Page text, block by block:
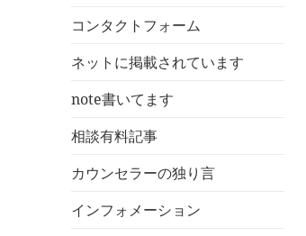
コンタクトフォーム
ネットに掲載されています
note書いてます
相談有料記事
カウンセラーの独り言
インフォメーション